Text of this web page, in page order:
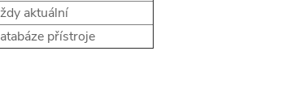
aktuální
přístroje